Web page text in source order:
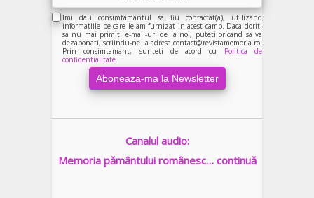
Imi dau consimtamantul sa fiu contactat(a), utilizand
informatiile pe care le-am furnizat in acest camp. Daca doriti
sa nu mai primiti e-mail-uri de la noi, puteti oricand sa va
dezabonati, scriindu-ne la adresa contact@revistamemoria.ro.
Prin consimtamant, sunteti de acord cu Politica de
confidentialitate.
Canalul audio:
Memoria pământului românesc… continuă